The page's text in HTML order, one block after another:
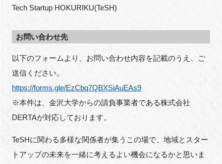
Tech Startup HOKURIKU(TeSH)
お問い合わせ先
以下のフォームより、お問い合わせ内容を記載のうえ、ご
送信ください。
https://forms.gle/EzCbq7QBXSiAuEAs9
※本件は、金沢大学からの請負事業者である株式会社
DERTAが対応しております。
TeSHに関わる多様な関係者が集うこの場で、地域とスター
トアップの未来を一緒に考えるよい機会になるかと思いま